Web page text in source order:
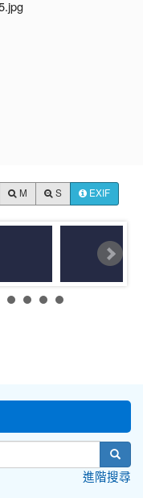
M S EXIF
進階搜尋